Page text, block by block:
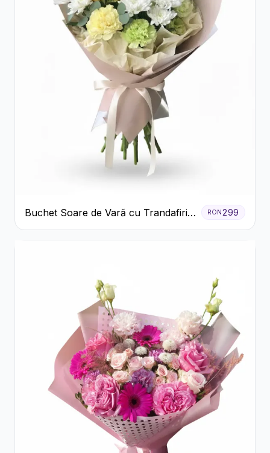
Buchet Soare de Vară cu Trandafiri
Galbeni și Crizanteme Albe
RON 299